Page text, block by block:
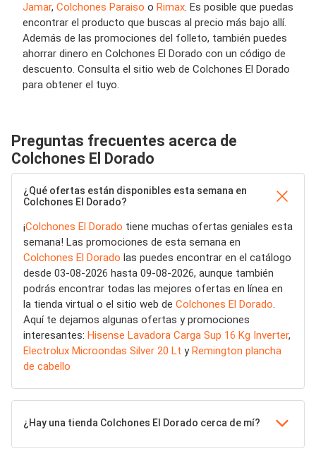
Jamar, Colchones Paraiso o Rimax. Es posible que puedas
encontrar el producto que buscas al precio más bajo allí.
Además de las promociones del folleto, también puedes
ahorrar dinero en Colchones El Dorado con un código de
descuento. Consulta el sitio web de Colchones El Dorado
para obtener el tuyo.
Preguntas frecuentes acerca de
Colchones El Dorado
¿Qué ofertas están disponibles esta semana en
Colchones El Dorado?
¡Colchones El Dorado tiene muchas ofertas geniales esta
semana! Las promociones de esta semana en
Colchones El Dorado las puedes encontrar en el catálogo
desde 03-08-2026 hasta 09-08-2026, aunque también
podrás encontrar todas las mejores ofertas en línea en
la tienda virtual o el sitio web de Colchones El Dorado.
Aquí te dejamos algunas ofertas y promociones
interesantes: Hisense Lavadora Carga Sup 16 Kg Inverter,
Electrolux Microondas Silver 20 Lt yRemington plancha
de cabello
¿Hay una tienda Colchones El Dorado cerca de mí?